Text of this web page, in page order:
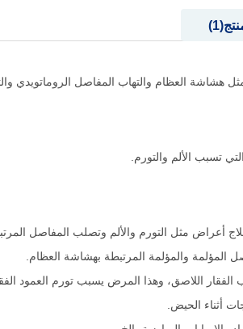
مثل هشاشة العظام والتهاب المفاصل الروماتويدي
تسبب الألم والتورم.
أعراض مثل التورم والألم وتصلب المفاصل
والمؤلمة المرتبطة بهشاشة العظام.
الفقار اللاصق، وهذا المرض يسبب تورم العمود
أثناء الحيض.
1